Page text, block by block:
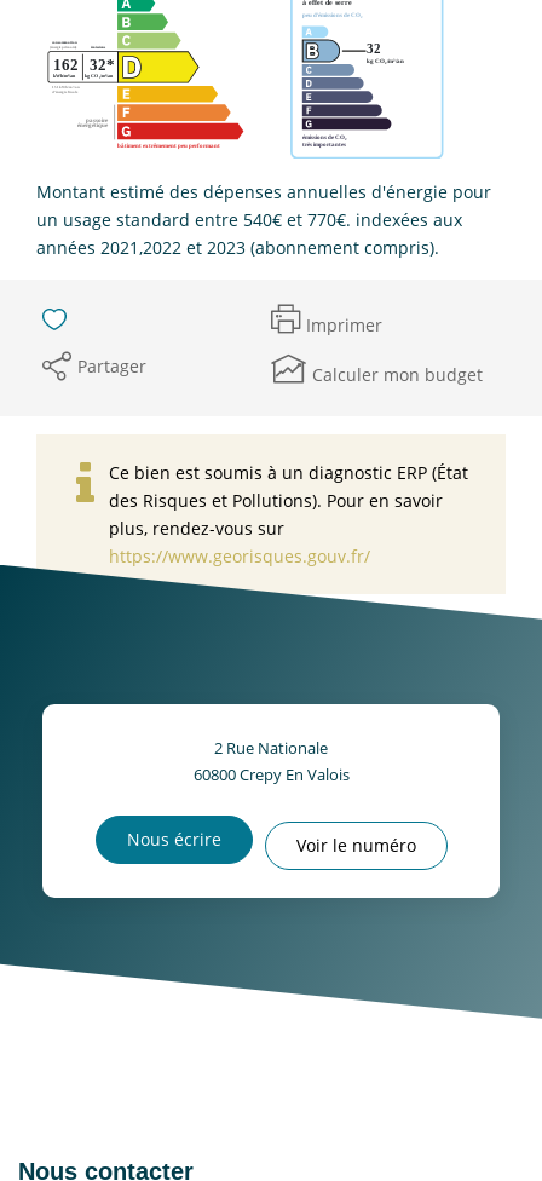
Montant estimé des dépenses annuelles d'énergie pour
un usage standard entre 540€ et 770€. indexées aux
années 2021,2022 et 2023 (abonnement compris).
Imprimer
Partager
Calculer mon budget
Ce bien est soumis à un diagnostic ERP (État
des Risques et Pollutions). Pour en savoir
plus, rendez-vous sur
https://www.georisques.gouv.fr/
2 Rue Nationale
60800Crepy En Valois
Nous écrire Voir le numéro
Nous contacter